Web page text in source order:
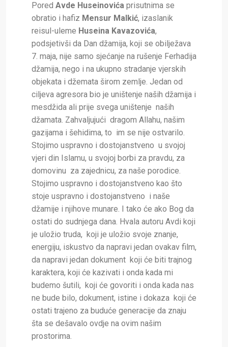
Pored Avde Huseinovića prisutnima se
obratio i hafiz Mensur Malkić, izaslanik
reisul-uleme Huseina Kavazovića,
podsjetivši da Dan džamija, koji se obilježava
7. maja, nije samo sjećanje na rušenje Ferhadija
džamija, nego i na ukupno stradanje vjerskih
objekata i džemata širom zemlje. Jedan od
ciljeva agresora bio je uništenje naših džamija i
mesdžida ali prije svega uništenje naših
džamata. Zahvaljujući dragom Allahu, našim
gazijama i šehidima, to im se nije ostvarilo.
Stojimo uspravno i dostojanstveno u svojoj
vjeri din Islamu, u svojoj borbi za pravdu, za
domovinu za zajednicu, za naše porodice.
Stojimo uspravno i dostojanstveno kao što
stoje uspravno i dostojanstveno i naše
džamije i njihove munare. I tako će ako Bog da
ostati do sudnjega dana. Hvala autoru Avdi koji
je uložio truda, koji je uložio svoje znanje,
energiju, iskustvo da napravi jedan ovakav film,
da napravi jedan dokument koji će biti trajnog
karaktera, koji će kazivati i onda kada mi
budemo šutili, koji će govoriti i onda kada nas
ne bude bilo, dokument, istine i dokaza koji će
ostati trajeno za buduće generacije da znaju
šta se dešavalo ovdje na ovim našim
prostorima.